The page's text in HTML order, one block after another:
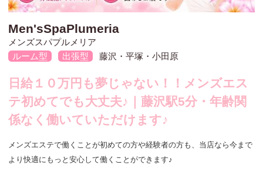
Men'sSpaPlumeria
メンズスパプルメリア
ルーム型
出張型 藤沢・平塚・小田原
日給１０万円も夢じゃない！！メンズエス
テ初めてでも大丈夫♪｜藤沢駅5分・年齢関
係なく働いていただけます♪
メンズエステで働くことが初めての方や経験者の方も、当店なら今まで
より快適にもっと安心して働くことができます♪